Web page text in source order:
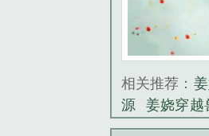
相关推荐：
源
姜娆穿越
知柠纪书昀